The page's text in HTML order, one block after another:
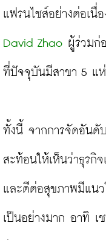
แฟรนไชส์อย่างต่อเนื่
David Zhao ผู้ร่วมก่
ที่ปัจจุบันมีสาขา 5 แห่
ทั้งนี้ จากการจัดอันดั
สะท้อนให้เห็นว่าธุรกิจ
และดีต่อสุขภาพมีแนว
เป็นอย่างมาก อาทิ เ